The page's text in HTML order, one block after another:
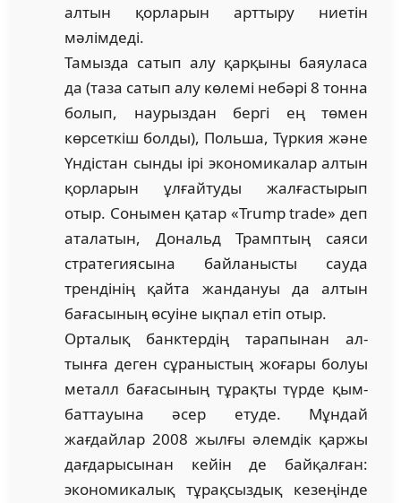
алтын қорларын арттыру ниетін
мәлімдеді.
Тамызда сатып алу қарқыны баяуласа
да (таза сатып алу көлемі небәрі 8 тонна
бол­ып, наурыздан бергі ең төмен
көрсеткіш бол­ды), Польша, Түркия және
Үндістан сын­ды ірі экономикалар алтын
қорларын ұлғайтуды жалғастырып
отыр. Сонымен қатар «Trump trade» деп
аталатын, Дональд Трамптың саяси
стратегиясына байлан­ысты сауда
трендінің қайта жандануы да алтын
бағасының өсуіне ықпал етіп отыр.
Орталық банктердің тарапынан ал­
тынға деген сұраныстың жоғары болуы
металл бағасының тұрақты түрде қым­
баттауына әсер етуде. Мұндай
жағдайлар 2008 жылғы әлемдік қаржы
дағдарысынан кейін де байқалған:
экономикалық тұрақ­сыздық кезеңінде